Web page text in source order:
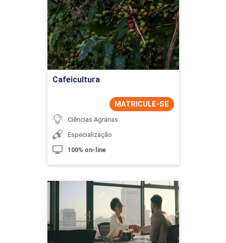
Cafeicultura
MATRICULE-SE
Ciências Agrárias
Especialização
100% on-line
Detalhes do curso
Ir para Inscrição
Captação e Retenção de
Talentos
Detalhes do curso